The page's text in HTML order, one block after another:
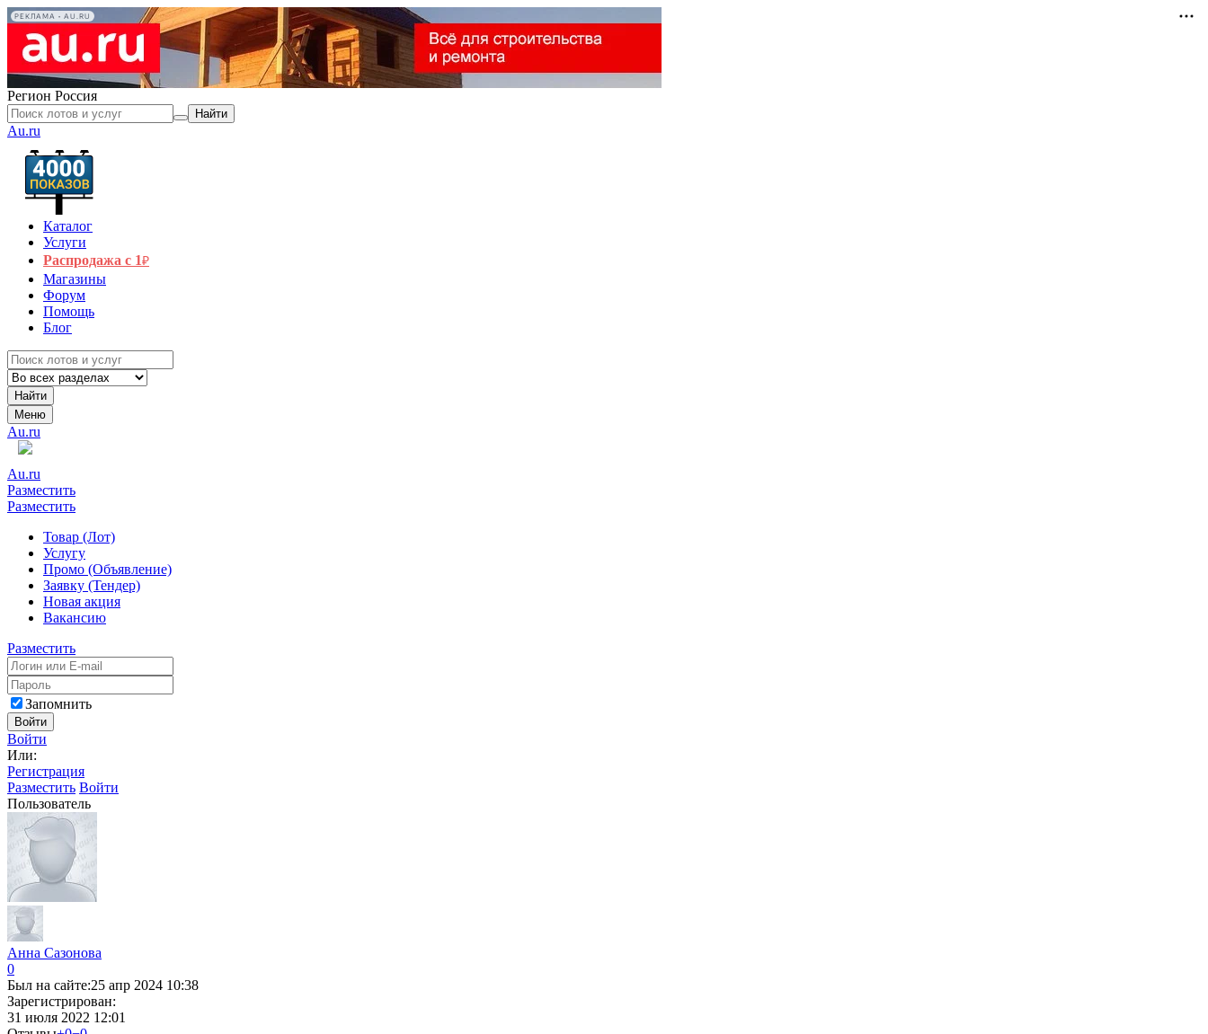
РЕКЛАМА • AU.RU
Регион Россия
Найти
Au.ru
Каталог
Услуги
Распродажа с 1₽
Магазины
Форум
Помощь
Блог
Найти
Меню
Au.ru
Au.ru
Разместить
Разместить
Товар (Лот)
Услугу
Промо (Объявление)
Заявку (Тендер)
Новая акция
Вакансию
Разместить
Запомнить
Войти
Войти
Или:
Регистрация
Разместить Войти
Пользователь
Анна Сазонова
0
Был на сайте:25 апр 2024 10:38
Зарегистрирован:
31 июля 2022 12:01